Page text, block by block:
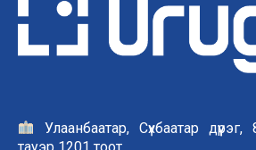
Улаанбаатар, Сүхбаатар